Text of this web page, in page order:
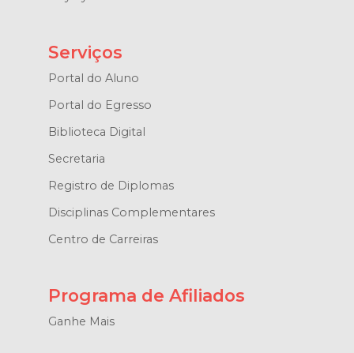
Serviços
Portal do Aluno
Portal do Egresso
Biblioteca Digital
Secretaria
Registro de Diplomas
Disciplinas Complementares
Centro de Carreiras
Programa de Afiliados
Ganhe Mais